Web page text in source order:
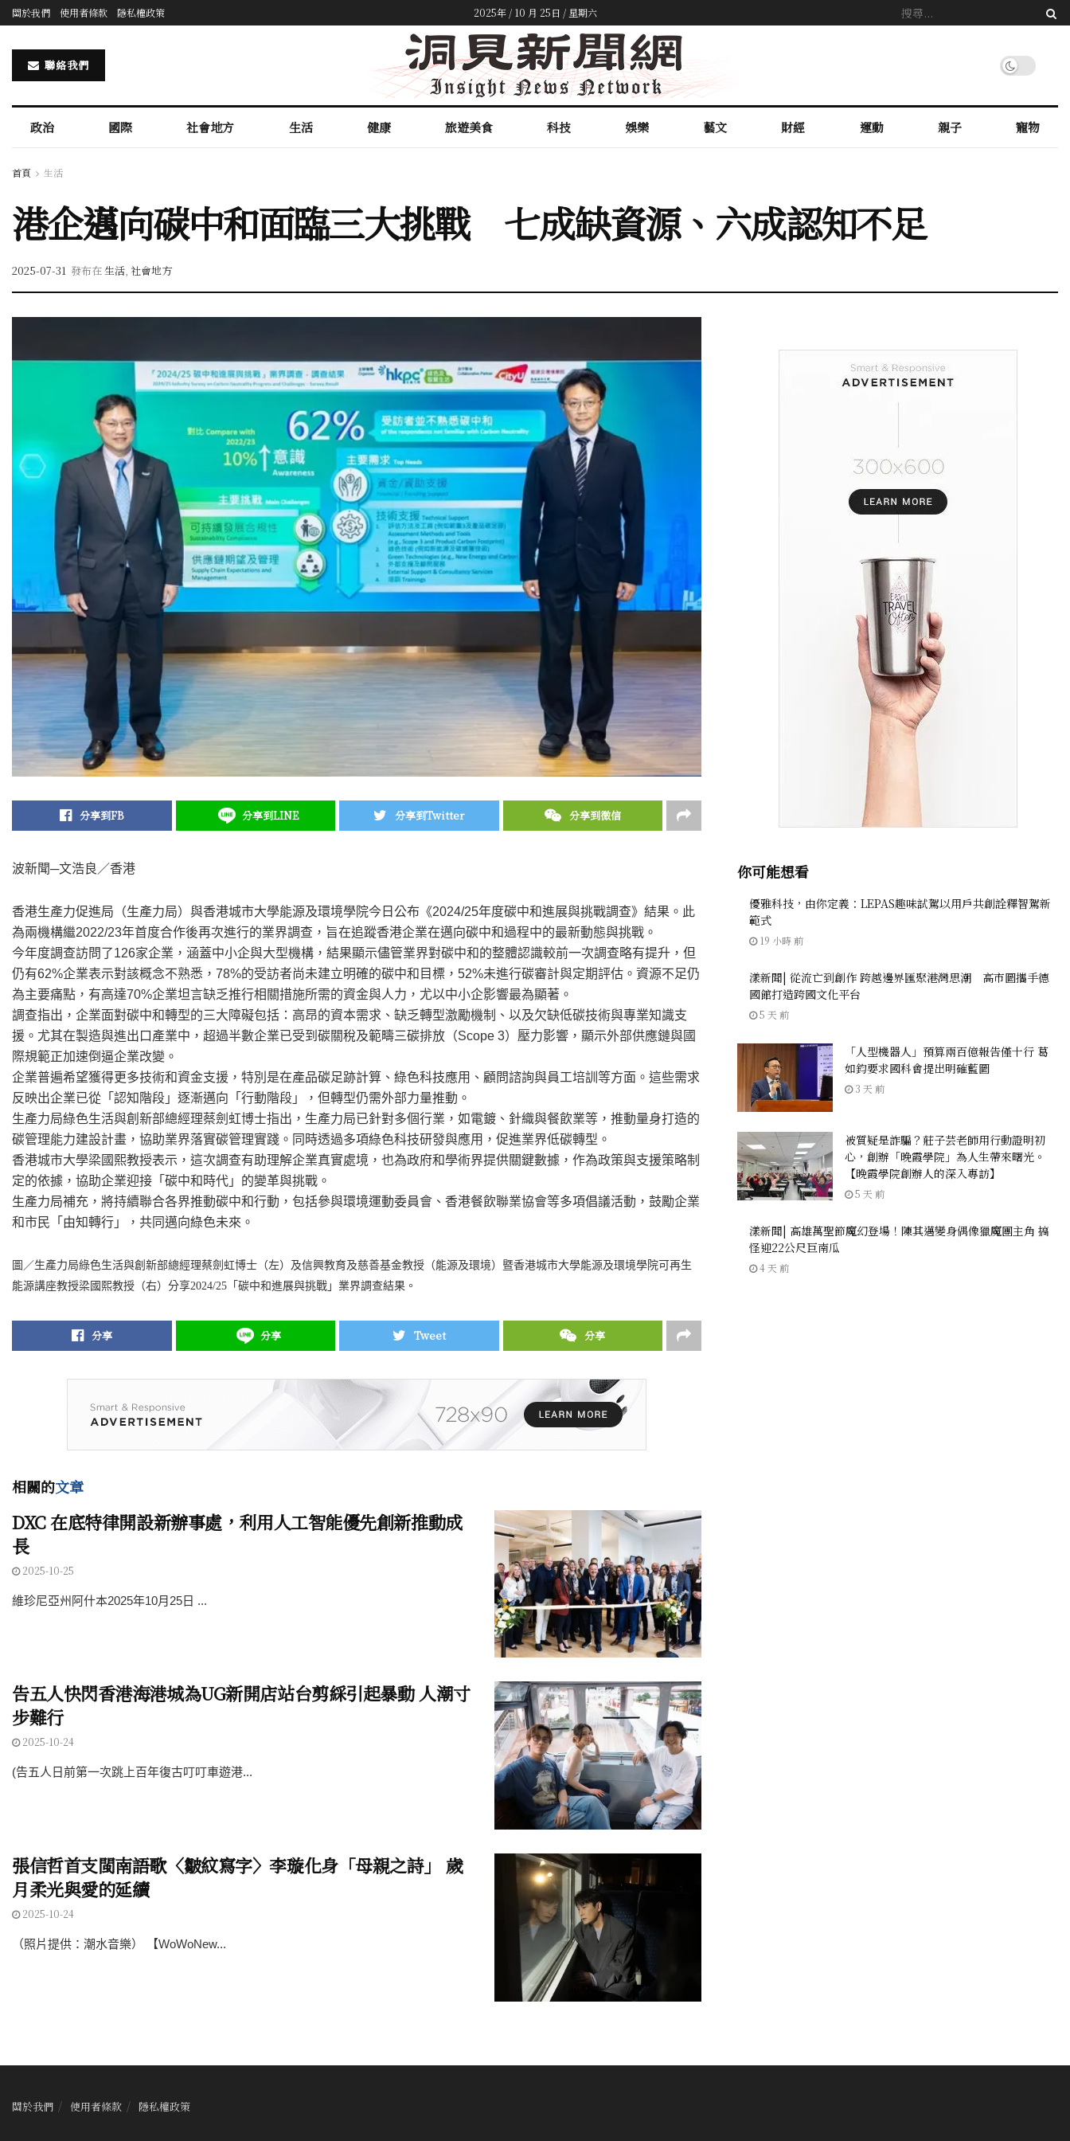
關於我們 使用者條款 隱私權政策 2025年 / 10 月 25日 / 星期六
聯絡我們
政治 國際 社會地方 生活 健康 旅遊美食 科技 娛樂 藝文 財經 運動 親子 寵物
首頁 生活
港企邁向碳中和面臨三大挑戰 七成缺資源、六成認知不足
2025-07-31 發布在生活, 社會地方
分享到FB 分享到LINE 分享到Twitter 分享到微信
波新聞─文浩良／香港
香港生產力促進局（生產力局）與香港城市大學能源及環境學院今日公布《2024/25年度碳中和進展與挑戰調查》結果。此
為兩機構繼2022/23年首度合作後再次進行的業界調查，旨在追蹤香港企業在邁向碳中和過程中的最新動態與挑戰。
今年度調查訪問了126家企業，涵蓋中小企與大型機構，結果顯示儘管業界對碳中和的整體認識較前一次調查略有提升，但
仍有62%企業表示對該概念不熟悉，78%的受訪者尚未建立明確的碳中和目標，52%未進行碳審計與定期評估。資源不足仍
為主要痛點，有高達70%企業坦言缺乏推行相關措施所需的資金與人力，尤以中小企影響最為顯著。
調查指出，企業面對碳中和轉型的三大障礙包括：高昂的資本需求、缺乏轉型激勵機制、以及欠缺低碳技術與專業知識支
援。尤其在製造與進出口產業中，超過半數企業已受到碳關稅及範疇三碳排放（Scope 3）壓力影響，顯示外部供應鏈與國
際規範正加速倒逼企業改變。
企業普遍希望獲得更多技術和資金支援，特別是在產品碳足跡計算、綠色科技應用、顧問諮詢與員工培訓等方面。這些需求
反映出企業已從「認知階段」逐漸邁向「行動階段」，但轉型仍需外部力量推動。
生產力局綠色生活與創新部總經理蔡劍虹博士指出，生產力局已針對多個行業，如電鍍、針織與餐飲業等，推動量身打造的
碳管理能力建設計畫，協助業界落實碳管理實踐。同時透過多項綠色科技研發與應用，促進業界低碳轉型。
香港城市大學梁國熙教授表示，這次調查有助理解企業真實處境，也為政府和學術界提供關鍵數據，作為政策與支援策略制
定的依據，協助企業迎接「碳中和時代」的變革與挑戰。
生產力局補充，將持續聯合各界推動碳中和行動，包括參與環境運動委員會、香港餐飲聯業協會等多項倡議活動，鼓勵企業
和市民「由知轉行」，共同邁向綠色未來。
圖／生產力局綠色生活與創新部總經理蔡劍虹博士（左）及信興教育及慈善基金教授（能源及環境）暨香港城市大學能源及環境學院可再生
能源講座教授梁國熙教授（右）分享2024/25 「碳中和進展與挑戰」業界調查結果。
分享 分享 Tweet 分享
相關的文章
DXC 在底特律開設新辦事處，利用人工智能優先創新推動成
長
2025-10-25
維珍尼亞州阿什本2025年10月25日 ...
告五人快閃香港海港城為UG新開店站台剪綵引起暴動 人潮寸
步難行
2025-10-24
(告五人日前第一次跳上百年復古叮叮車遊港...
張信哲首支閩南語歌〈皺紋寫字〉李璇化身「母親之詩」 歲
月柔光與愛的延續
2025-10-24
（照片提供：潮水音樂） 【WoWoNew...
你可能想看
優雅科技，由你定義：LEPAS趣味試駕以用戶共創詮釋智駕新
範式
19 小時 前
漾新聞| 從流亡到創作 跨越邊界匯聚港灣思潮 高市圖攜手德
國館打造跨國文化平台
5 天 前
「人型機器人」預算兩百億報告僅十行 葛
如鈞要求國科會提出明確藍圖
3 天 前
被質疑是詐騙？莊子芸老師用行動證明初
心，創辦「晚霞學院」為人生帶來曙光。
【晚霞學院創辦人的深入專訪】
5 天 前
漾新聞| 高雄萬聖節魔幻登場！陳其邁變身偶像獵魔團主角 搞
怪迎22公尺巨南瓜
4 天 前
關於我們 使用者條款 隱私權政策